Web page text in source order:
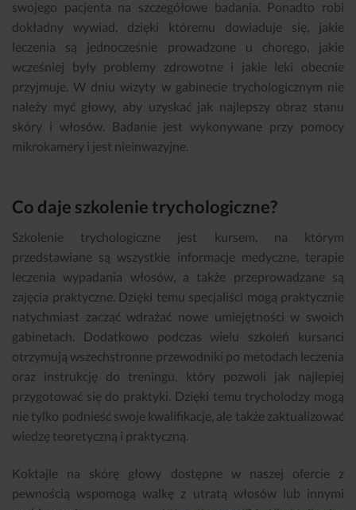
swojego pacjenta na szczegółowe badania. Ponadto robi
dokładny wywiad, dzięki któremu dowiaduje się, jakie
leczenia są jednocześnie prowadzone u chorego, jakie
wcześniej były problemy zdrowotne i jakie leki obecnie
przyjmuje. W dniu wizyty w gabinecie trychologicznym nie
należy myć głowy, aby uzyskać jak najlepszy obraz stanu
skóry i włosów. Badanie jest wykonywane przy pomocy
mikrokamery i jest nieinwazyjne.
Co daje szkolenie trychologiczne?
Szkolenie trychologiczne jest kursem, na którym
przedstawiane są wszystkie informacje medyczne, terapie
leczenia wypadania włosów, a także przeprowadzane są
zajęcia praktyczne. Dzięki temu specjaliści mogą praktycznie
natychmiast zacząć wdrażać nowe umiejętności w swoich
gabinetach. Dodatkowo podczas wielu szkoleń kursanci
otrzymują wszechstronne przewodniki po metodach leczenia
oraz instrukcję do treningu, który pozwoli jak najlepiej
przygotować się do praktyki. Dzięki temu trycholodzy mogą
nie tylko podnieść swoje kwalifikacje, ale także zaktualizować
wiedzę teoretyczną i praktyczną.
Koktajle na skórę głowy dostępne w naszej ofercie z
pewnością wspomogą walkę z utratą włosów lub innymi